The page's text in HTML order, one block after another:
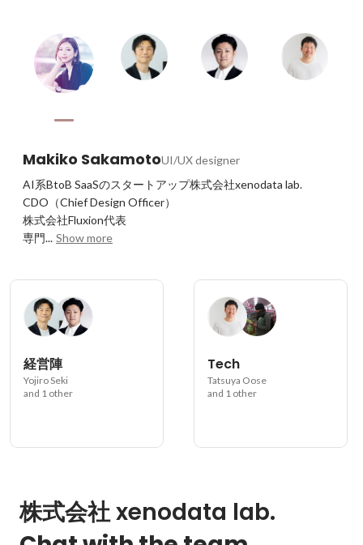
Makiko SakamotoUI/UX designer
AI系BtoB SaaSのスタートアップ株式会社xenodata lab.
CDO（Chief Design Officer）
株式会社Fluxion代表
専門... Show more
経営陣
Yojiro Seki
and 1 other
Tech
Tatsuya Oose
and 1 other
株式会社 xenodata lab.